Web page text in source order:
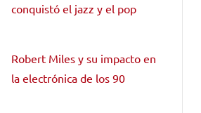
conquistó el jazz y el pop
Robert Miles y su impacto en
la electrónica de los 90